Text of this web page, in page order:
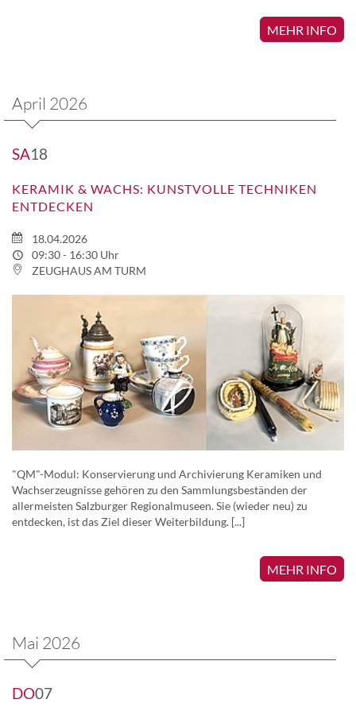
MEHR INFO
April 2026
SA18
KERAMIK & WACHS: KUNSTVOLLE TECHNIKEN
ENTDECKEN
18.04.2026
09:30 - 16:30 Uhr
ZEUGHAUS AM TURM
"QM"-Modul: Konservierung und Archivierung Keramiken und
Wachserzeugnisse gehören zu den Sammlungsbeständen der
allermeisten Salzburger Regionalmuseen. Sie (wieder neu) zu
entdecken, ist das Ziel dieser Weiterbildung. [...]
MEHR INFO
Mai 2026
DO07